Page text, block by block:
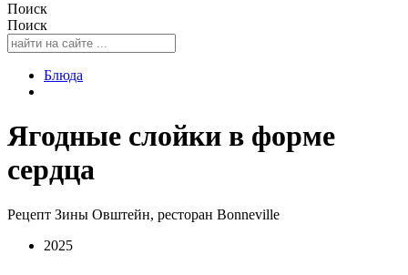
Поиск
Поиск
Блюда
Ягодные слойки в форме
сердца
Рецепт Зины Овштейн, ресторан Bonneville
2025